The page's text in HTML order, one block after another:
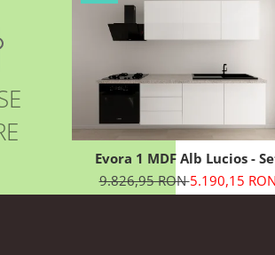
Evora 1 MDF Alb Lucios -
Mobilă Bucătărie Modulară
Modernă MDF 3.6m
9.826,95 RON5.190,15 RON